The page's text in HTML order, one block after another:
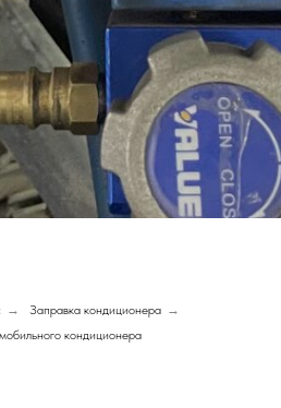
→ Заправка кондиционера →
кондиционера